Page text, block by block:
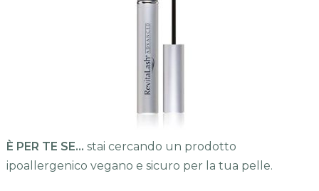
È PER TE SE… stai cercando un prodotto
ipoallergenico vegano e sicuro per la tua pelle.